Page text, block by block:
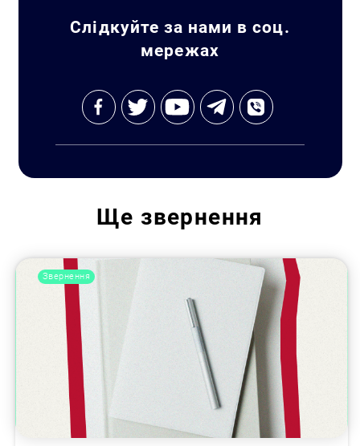
Слідкуйте за нами в соц.
мережах
Ще звернення
Звернення